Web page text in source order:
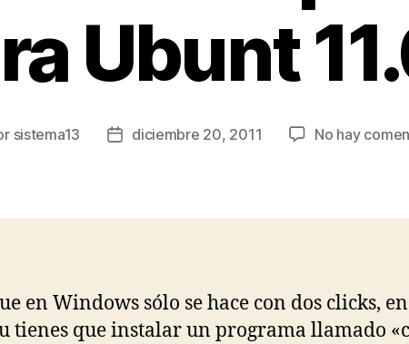
Ubunt
sistema13
Fechadiciembre 20, 2011 No hay
en Windows sólo se hace con dos clicks, en
tienes que instalar un programa llamado